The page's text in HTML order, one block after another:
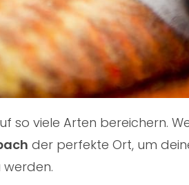
so viele Arten bereichern.
der perfekte Ort, um